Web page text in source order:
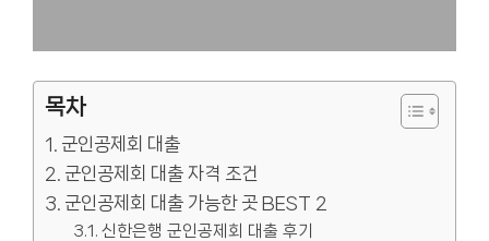
목차
군인공제회 대출
군인공제회 대출 자격 조건
군인공제회 대출 가능한 곳 BEST 2
신한은행 군인공제회 대출 후기